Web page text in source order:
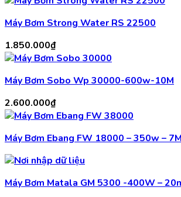
Máy Bơm Strong Water RS 22500
1.850.000₫
Máy Bơm Sobo Wp 30000-600w-10M
2.600.000₫
Máy Bơm Ebang FW 18000 – 350w – 7M
Máy Bơm Matala GM 5300 -400W –